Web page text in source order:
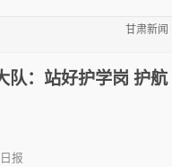
甘肃新闻
队：站好护学岗 护航
报